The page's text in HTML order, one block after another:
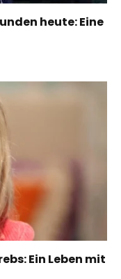
heute: Eine
Ein Leben mit